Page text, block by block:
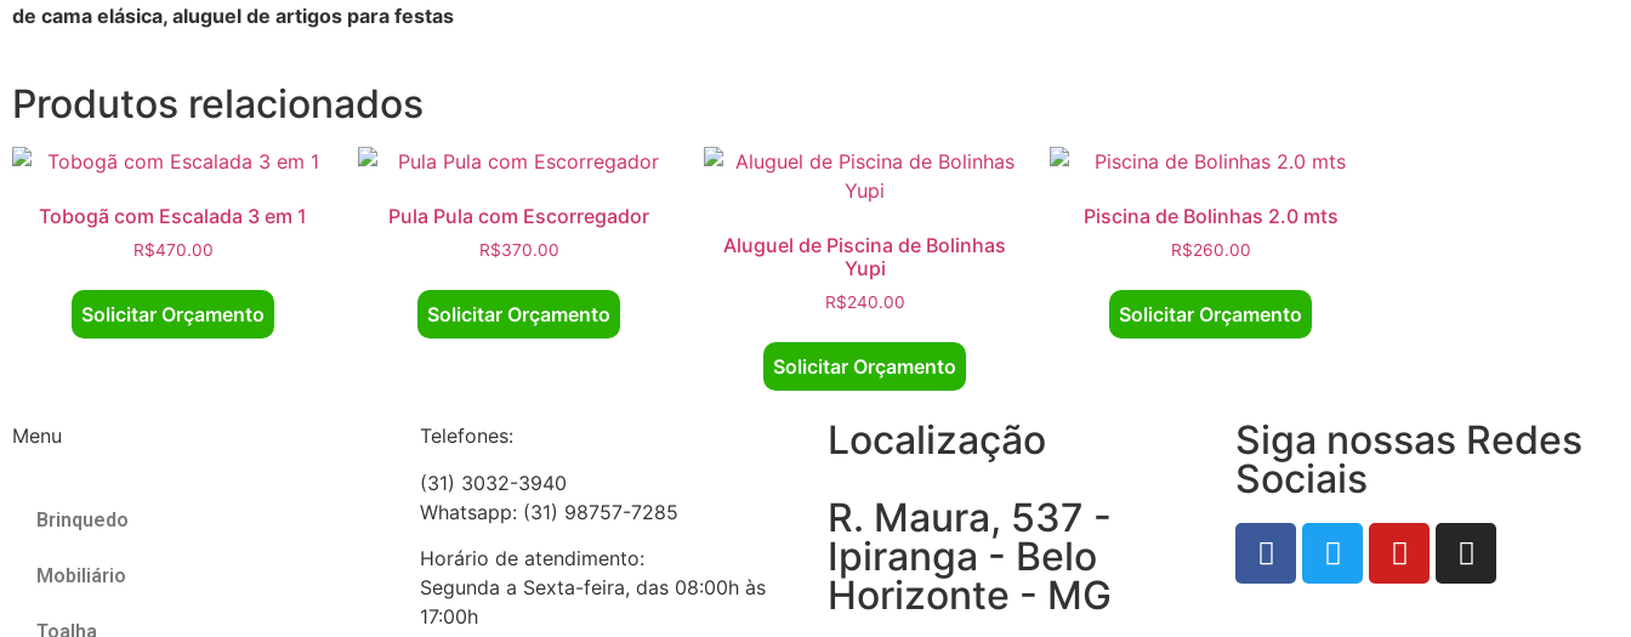
de cama elásica, aluguel de artigos para festas
Produtos relacionados
Tobogã com Escalada 3 em 1
R$470.00
Solicitar Orçamento
Pula Pula com Escorregador
R$370.00
Solicitar Orçamento
Aluguel de Piscina de Bolinhas
Yupi
R$240.00
Solicitar Orçamento
Piscina de Bolinhas 2.0 mts
R$260.00
Solicitar Orçamento
Menu
Brinquedo
Mobiliário
Toalha
Telefones:
(31) 3032-3940
Whatsapp: (31) 98757-7285
Horário de atendimento:
Segunda a Sexta-feira, das 08:00h às
17:00h
Localização
R. Maura, 537 -
Ipiranga - Belo
Horizonte - MG
Siga nossas Redes
Sociais